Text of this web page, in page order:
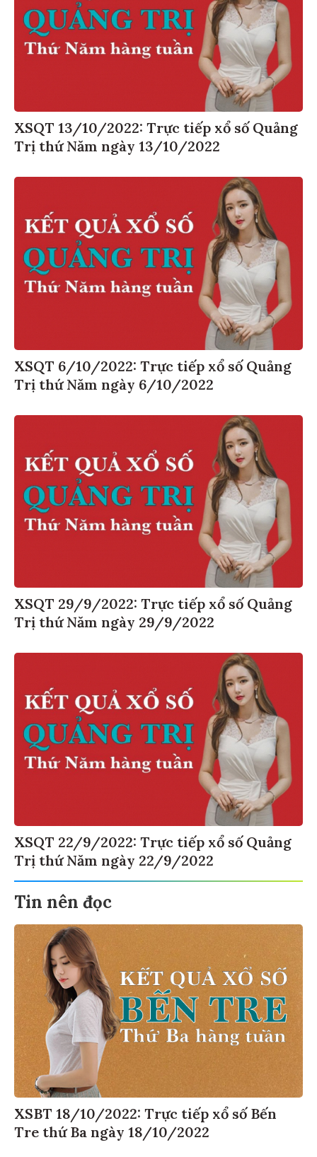
XSQT 13/10/2022: Trực tiếp xổ số Quảng
Trị thứ Năm ngày 13/10/2022
XSQT 6/10/2022: Trực tiếp xổ số Quảng
Trị thứ Năm ngày 6/10/2022
XSQT 29/9/2022: Trực tiếp xổ số Quảng
Trị thứ Năm ngày 29/9/2022
XSQT 22/9/2022: Trực tiếp xổ số Quảng
Trị thứ Năm ngày 22/9/2022
Tin nên đọc
XSBT 18/10/2022: Trực tiếp xổ số Bến
Tre thứ Ba ngày 18/10/2022